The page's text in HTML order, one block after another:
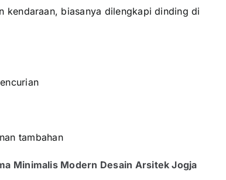
kendaraan, biasanya dilengkapi dinding di
tambahan
Minimalis Modern Desain Arsitek Jogja